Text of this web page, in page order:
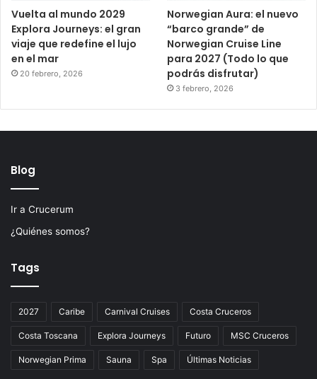
Vuelta al mundo 2029
Explora Journeys: el gran
viaje que redefine el lujo
en el mar
20 febrero, 2026
Norwegian Aura: el nuevo
“barco grande” de
Norwegian Cruise Line
para 2027 (Todo lo que
podrás disfrutar)
3 febrero, 2026
Blog
Ir a Crucerum
¿Quiénes somos?
Tags
2027 Caribe Carnival Cruises Costa Cruceros
Costa Toscana Explora Journeys Futuro MSC Cruceros
Norwegian Prima Sauna Spa Últimas Noticias